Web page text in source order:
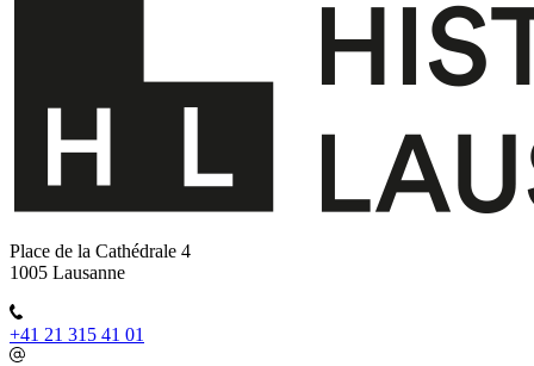
Place de la Cathédrale 4
1005 Lausanne
+41 21 315 41 01